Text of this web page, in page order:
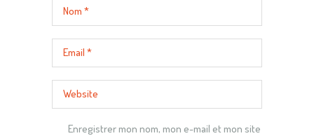
Enregistrer mon nom, mon e-mail et mon site